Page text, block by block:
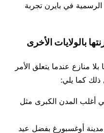
في بايرن تجربة
منازع عندما يتعلق الأمر
ذلك كما يلي:
الإجازات 13 يوماً في أغلب المدن الكبرى مثل
إلى 14 يوماً في مدينة أوغسبورغ بفضل عيد